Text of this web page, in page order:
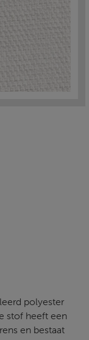
polyester
stof heeft een
en bestaat